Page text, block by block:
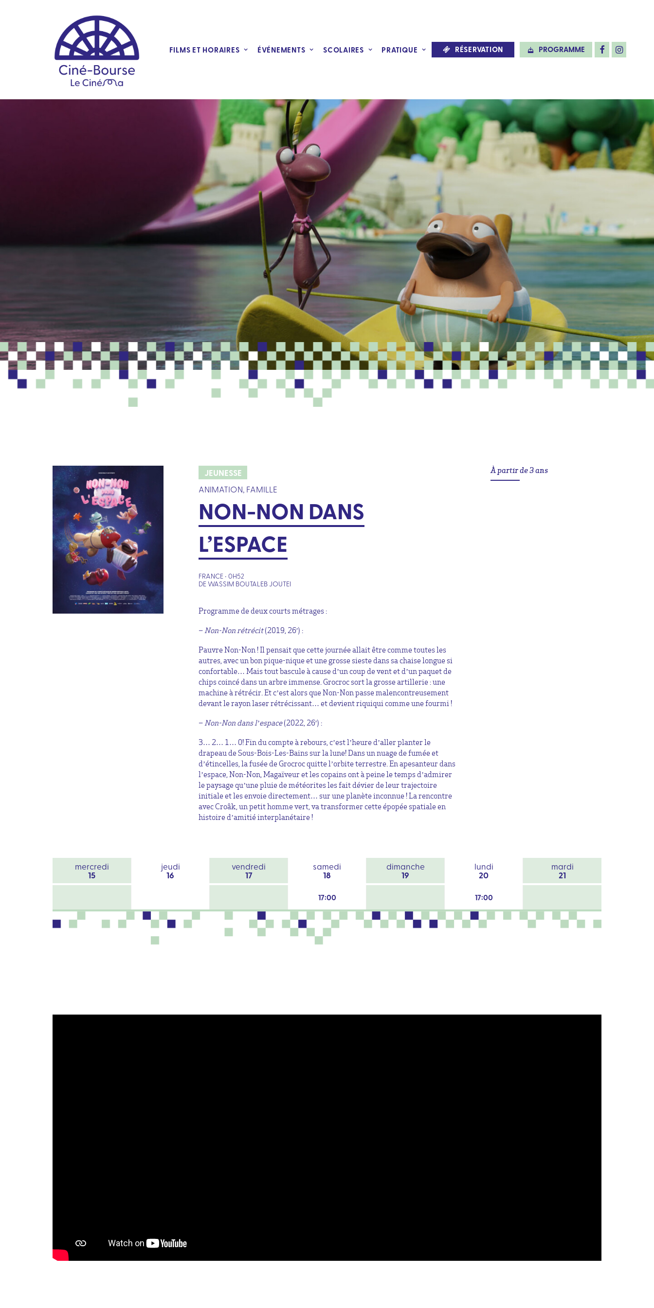
FILMS ET HORAIRES ÉVÉNEMENTS SCOLAIRES PRATIQUE RÉSERVATION PROGRAMME
JEUNESSE
ANIMATION, FAMILLE
NON-NON DANS
L’ESPACE
FRANCE • 0H52
DE WASSIM BOUTALEB JOUTEI
Programme de deux courts métrages :
–Non-Non rétrécit(2019, 26′) :
Pauvre Non-Non ! Il pensait que cette journée allait être comme toutes les
autres, avec un bon pique-nique et une grosse sieste dans sa chaise longue si
confortable… Mais tout bascule à cause d’un coup de vent et d’un paquet de
chips coincé dans un arbre immense. Grocroc sort la grosse artillerie : une
machine à rétrécir. Et c’est alors que Non-Non passe malencontreusement
devant le rayon laser rétrécissant… et devient riquiqui comme une fourmi !
–Non-Non dans l’espace(2022, 26′) :
3… 2… 1… 0! Fin du compte à rebours, c’est l’heure d’aller planter le
drapeau de Sous-Bois-Les-Bains sur la lune! Dans un nuage de fumée et
d’étincelles, la fusée de Grocroc quitte l’orbite terrestre. En apesanteur dans
l’espace, Non-Non, Magaïveur et les copains ont à peine le temps d’admirer
le paysage qu’une pluie de météorites les fait dévier de leur trajectoire
initiale et les envoie directement… sur une planète inconnue ! La rencontre
avec Croâk, un petit homme vert, va transformer cette épopée spatiale en
histoire d’amitié interplanétaire !
À partir de 3 ans
mercredi
15
jeudi
16
vendredi
17
samedi
18
dimanche
19
lundi
20
mardi
21
17:00 17:00